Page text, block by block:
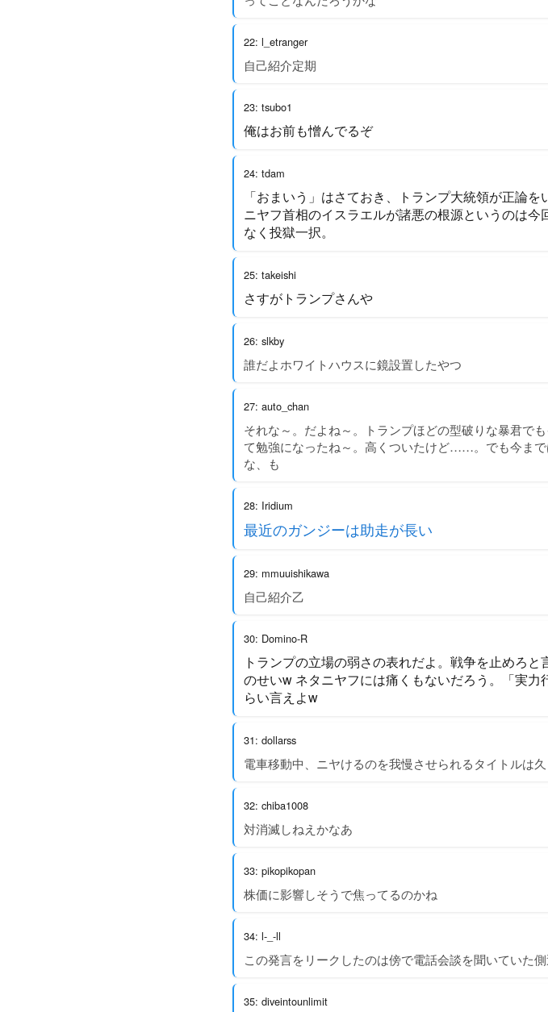
22: l_etranger
自己紹介定期
23: tsubo1
俺はお前も憎んでるぞ
24: tdam
「おまいう」はさておき、トランプ大統領が正論
ニヤフ首相のイスラエルが諸悪の根源というのは
なく投獄一択。
25: takeishi
さすがトランプさんや
26: slkby
誰だよホワイトハウスに鏡設置したやつ
27: auto_chan
それな～。だよね～。トランプほどの型破りな暴君で
て勉強になったね～。高くついたけど……。でも今ま
な、も
28: Iridium
最近のガンジーは助走が長い
29: mmuuishikawa
自己紹介乙
30: Domino-R
トランプの立場の弱さの表れだよ。戦争を止めろ
のせいw ネタニヤフには痛くもないだろう。「実
らい言えよw
31: dollarss
電車移動中、ニヤけるのを我慢させられるタイトルは
32: chiba1008
対消滅しねえかなあ
33: pikopikopan
株価に影響しそうで焦ってるのかね
34: l-_-ll
この発言をリークしたのは傍で電話会談を聞いていた
35: diveintounlimit